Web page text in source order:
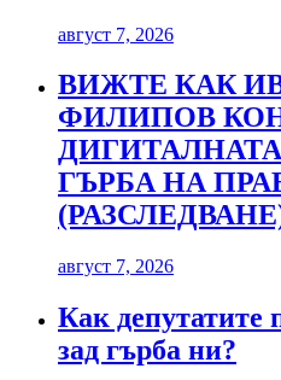
август 7, 2026
ВИЖТЕ КАК
ФИЛИПОВ
ГЪРБА НА
август 7, 2026
Как депутатите
зад гърба ни?